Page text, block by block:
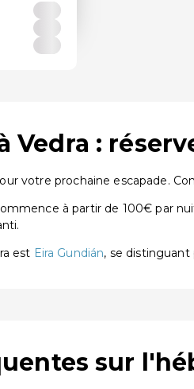
Vedra :
votre prochaine escapade.
à partir de 100€ par
est Eira Gundián, se distinguant
sur